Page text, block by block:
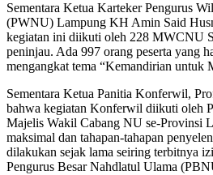
Sementara Ketua Karteker Pengurus
(PWNU) Lampung KH Amin Said
kegiatan ini diikuti oleh 228 MWCNU
peninjau. Ada 997 orang peserta yang
mengangkat tema “Kemandirian untuk
Sementara Ketua Panitia Konferwil,
bahwa kegiatan Konferwil diikuti oleh
Majelis Wakil Cabang NU se-Provinsi
maksimal dan tahapan-tahapan
dilakukan sejak lama seiring terbitnya
Pengurus Besar Nahdlatul Ulama